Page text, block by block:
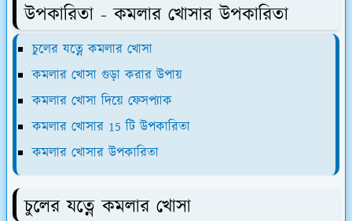
উপকারিতা - কমলার খোসার উপকারিতা
চুলের যত্নে কমলার খোসা
কমলার খোসা গুড়া করার উপায়
কমলার খোসা দিয়ে ফেসপ্যাক
কমলার খোসার 15 টি উপকারিতা
কমলার খোসার উপকারিতা
চুলের যত্নে কমলার খোসা